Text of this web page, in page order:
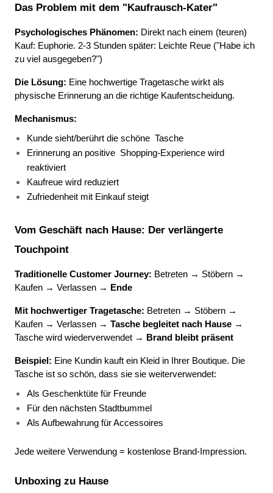
Das Problem mit dem "Kaufrausch-Kater"
Psychologisches Phänomen: Direkt nach einem (teuren)
Kauf: Euphorie. 2-3 Stunden später: Leichte Reue ("Habe ich
zu viel ausgegeben?")
Die Lösung: Eine hochwertige Tragetasche wirkt als
physische Erinnerung an die richtige Kaufentscheidung.
Mechanismus:
Kunde sieht/berührt die schöne Tasche
Erinnerung an positive Shopping-Experience wird
reaktiviert
Kaufreue wird reduziert
Zufriedenheit mit Einkauf steigt
Vom Geschäft nach Hause: Der verlängerte
Touchpoint
Traditionelle Customer Journey: Betreten → Stöbern →
Kaufen → Verlassen →
Ende
Mit hochwertiger Tragetasche: Betreten → Stöbern →
Kaufen → Verlassen → Tasche begleitet nach Hause →
Tasche wird wiederverwendet →
Brand bleibt präsent
Beispiel: Eine Kundin kauft ein Kleid in Ihrer Boutique. Die
Tasche ist so schön, dass sie sie weiterverwendet:
Als Geschenktüte für Freunde
Für den nächsten Stadtbummel
Als Aufbewahrung für Accessoires
Jede weitere Verwendung = kostenlose Brand-Impression.
Unboxing zu Hause